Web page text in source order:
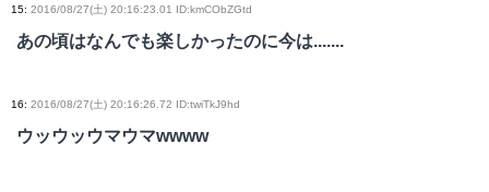
15: 2016/08/27(土) 20:16:23.01 ID:kmCObZGtd
あの頃はなんでも楽しかったのに今は.......
16: 2016/08/27(土) 20:16:26.72 ID:twiTkJ9hd
ウッウッウマウマwwww